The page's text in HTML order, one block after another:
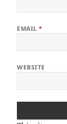
EMAIL*
WEBSITE